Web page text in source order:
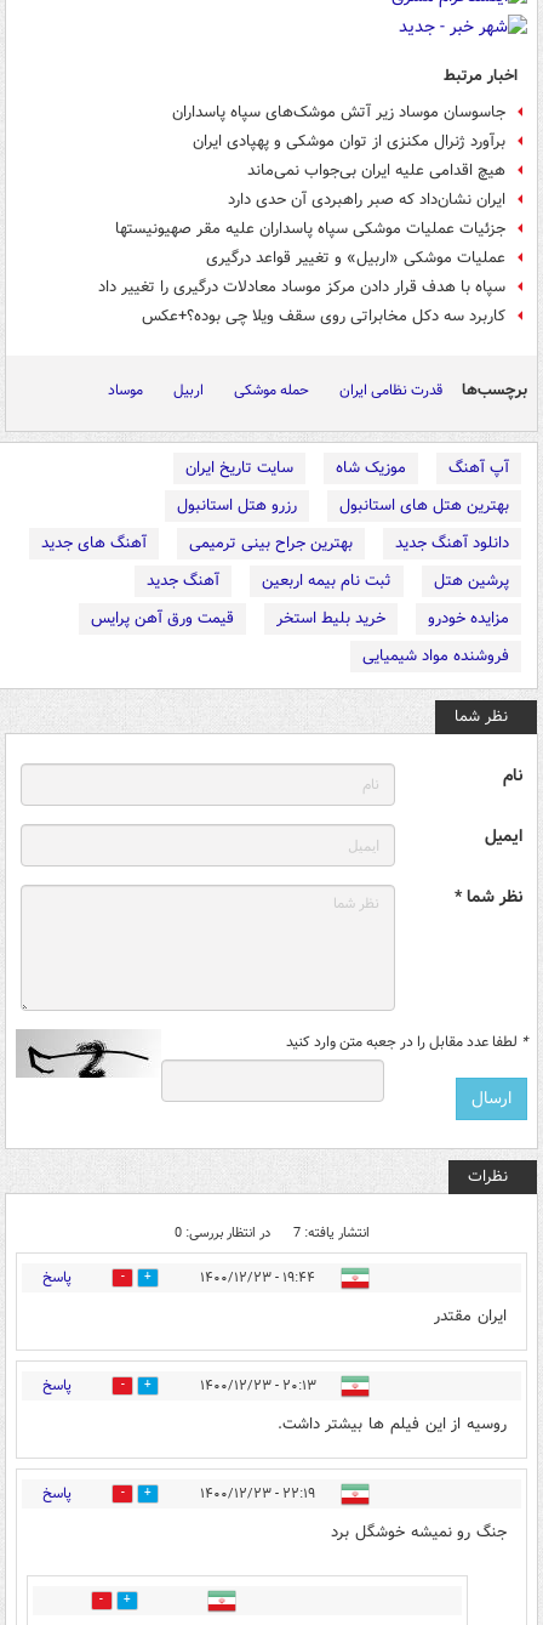
اخبار مرتبط
جاسوسان موساد زیر آتش موشک‌های سپاه پاسداران
برآورد ژنرال مکنزی از توان موشکی و پهپادی ایران
هیچ اقدامی علیه ایران بی‌جواب نمی‌ماند
ایران نشان‌داد که صبر راهبردی آن حدی دارد
جزئیات عملیات موشکی سپاه پاسداران علیه مقر صهیونیست‎ها
عملیات موشکی «اربیل» و تغییر قواعد درگیری
سپاه با هدف قرار دادن مرکز موساد معادلات درگیری را تغییر داد
کاربرد سه دکل مخابراتی روی سقف ویلا چی بوده؟+عکس
برچسب‌ها قدرت نظامی ایران حمله موشکی اربیل موساد
آپ آهنگ موزیک شاه
سایت تاریخ ایران
بهترین هتل های استانبول
رزرو هتل استانبول
دانلود آهنگ جدید
بهترین جراح بینی ترمیمی
آهنگ های جدید
پرشین هتل
ثبت نام بیمه اربعین
آهنگ جدید
مزایده خودرو
خرید بلیط استخر
قیمت ورق آهن پرایس
فروشنده مواد شیمیایی
نظر شما
نام
ایمیل
نظر شما *
* لطفا عدد مقابل را در جعبه متن وارد کنید
نظرات
انتشار یافته: 7 در انتظار بررسی: 0
۱۹:۴۴ - ۱۴۰۰/۱۲/۲۳ 11 پاسخ
ایران مقتدر
۲۰:۱۳ - ۱۴۰۰/۱۲/۲۳ 3 پاسخ
روسیه از این فیلم ها بیشتر داشت.
۲۲:۱۹ - ۱۴۰۰/۱۲/۲۳ 0 پاسخ
جنگ رو نمیشه خوشگل برد
1